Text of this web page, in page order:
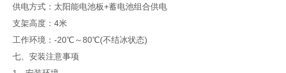
供电方式：太阳能电池板+蓄电池组合供电
支架高度：4米
工作环境：-20℃～80℃(不结冰状态)
七、安装注意事项